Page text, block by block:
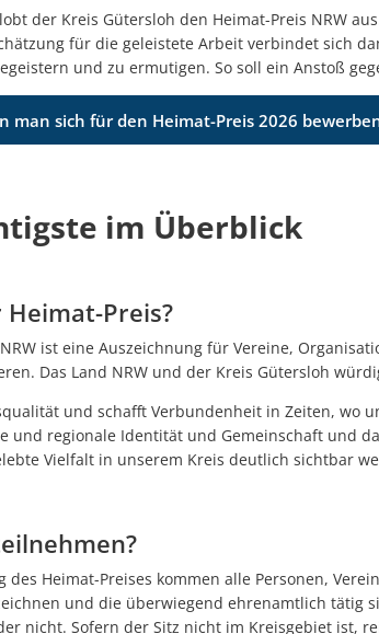
der Kreis Gütersloh den Heimat-Preis NRW
für die geleistete Arbeit verbindet sich
und zu ermutigen. So soll ein Anstoß
man sich für den Heimat-Preis 2026
im Überblick
Preis?
ist eine Auszeichnung für Vereine,
Das Land NRW und der Kreis Gütersloh
und schafft Verbundenheit in Zeiten, wo
und regionale Identität und Gemeinschaft und
Vielfalt in unserem Kreis deutlich sichtbar
des Heimat-Preises kommen alle Personen,
und die überwiegend ehrenamtlich tätig
nicht. Sofern der Sitz nicht im Kreisgebiet ist,